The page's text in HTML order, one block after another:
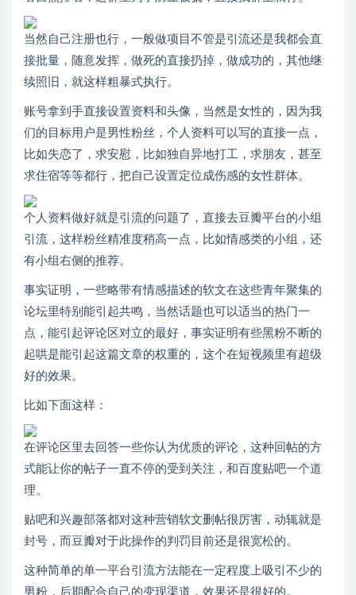
当然自己注册也行，一般做项目不管是引流还是我都会直
接批量，随意发挥，做死的直接扔掉，做成功的，其他继
续照旧，就这样粗暴式执行。
账号拿到手直接设置资料和头像，当然是女性的，因为我
们的目标用户是男性粉丝，个人资料可以写的直接一点，
比如失恋了，求安慰，比如独自异地打工，求朋友，甚至
求住宿等等都行，把自己设置定位成伤感的女性群体。
个人资料做好就是引流的问题了，直接去豆瓣平台的小组
引流，这样粉丝精准度稍高一点，比如情感类的小组，还
有小组右侧的推荐。
事实证明，一些略带有情感描述的软文在这些青年聚集的
论坛里特别能引起共鸣，当然话题也可以适当的热门一
点，能引起评论区对立的最好，事实证明有些黑粉不断的
起哄是能引起这篇文章的权重的，这个在短视频里有超级
好的效果。
比如下面这样：
在评论区里去回答一些你认为优质的评论，这种回帖的方
式能让你的帖子一直不停的受到关注，和百度贴吧一个道
理。
贴吧和兴趣部落都对这种营销软文删帖很厉害，动辄就是
封号，而豆瓣对于此操作的判罚目前还是很宽松的。
这种简单的单一平台引流方法能在一定程度上吸引不少的
男粉，后期配合自己的变现渠道，效果还是很好的。